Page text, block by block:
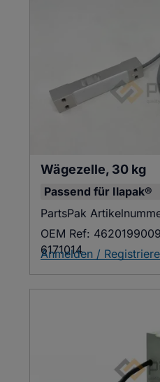
Wägezelle, 30 kg
Passend für Ilapak®
PartsPak
OEM Ref:
6171014
Anmelden /